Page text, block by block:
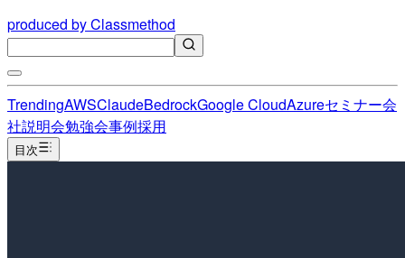
produced by Classmethod
TrendingAWSClaudeBedrockGoogle CloudAzureセミナー会
社説明会勉強会事例採用
目次